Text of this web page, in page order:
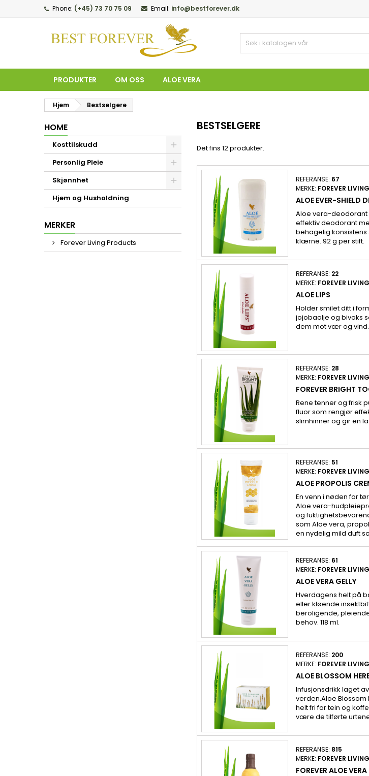
Phone: (+45) 73 70 75 09 Email: info@bestforever.dk
PRODUKTER OM OSS ALOE VERA
Hjem Bestselgere
HOME
Kosttilskudd
Personlig Pleie
Skjønnhet
Hjem og Husholdning
MERKER
Forever Living Products
BESTSELGERE
Det fins 12 produkter.
REFERANSE: 67
MERKE: FOREVER
ALOE EVER-SHIELD
Aloe vera-deodorant
effektiv deodorant
behagelig
klærne. 92 g per stift.
REFERANSE: 22
MERKE: FOREVER
ALOE LIPS
Holder smilet ditt i
jojobaolje og bivoks
dem mot vær og vind.
REFERANSE: 28
MERKE: FOREVER
FOREVER BRIGHT
Rene tenner og frisk
fluor som rengjør
slimhinner og gir en
REFERANSE: 51
MERKE: FOREVER
ALOE PROPOLIS
En venn i nøden for
Aloe vera-
og
som Aloe vera,
en nydelig mild duft
REFERANSE: 61
MERKE: FOREVER
ALOE VERA GELLY
Hverdagens helt på
eller kløende
beroligende,
behov. 118 ml.
REFERANSE: 200
MERKE: FOREVER
ALOE BLOSSOM
Infusjonsdrikk laget
verden.Aloe
helt fri for tein og
være de tilførte
REFERANSE: 815
MERKE: FOREVER
FOREVER ALOE VERA
My wishlists
Create new list
((modalTitle))
((confirmMessage))
Opprett ønskeliste
Logg inn
Du må være innlogget for å lagre